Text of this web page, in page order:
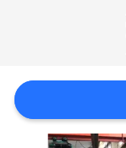
SITEMAP